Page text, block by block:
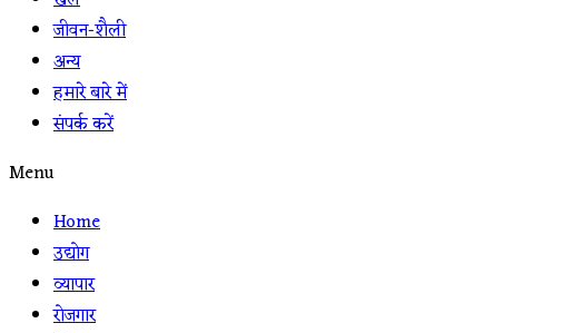
जीवन-शैली
अन्य
हमारे बारे में
संपर्क करें
Menu
Home
उद्योग
व्यापार
रोजगार